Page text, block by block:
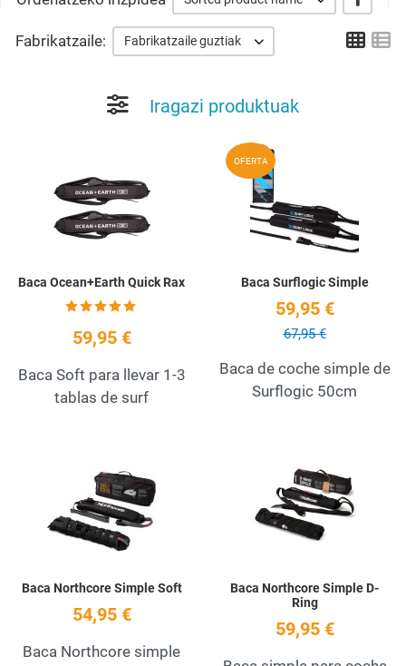
Fabrikatzaile: Fabrikatzaile guztiak Grid
Iragazi produktuak
Add to Wishlist
Quick View
Baca Ocean+Earth Quick Rax
59,95 €
Baca Soft para llevar 1-3
tablas de surf
OFERTA
Baca Surflogic Simple
59,95 €
67,95 €
Baca de coche simple de
Surflogic 50cm
Baca Northcore Simple Soft
54,95 €
Baca Northcore simple
Baca Northcore Simple D-
Ring
59,95 €